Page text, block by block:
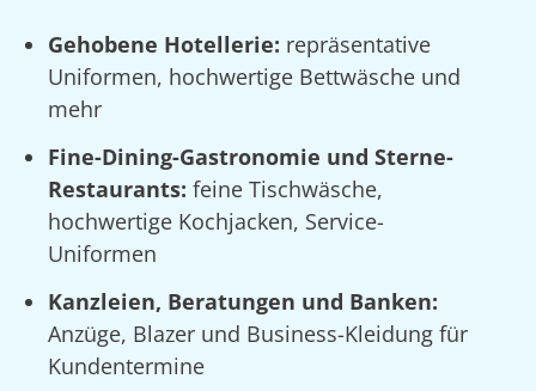
Gehobene Hotellerie: repräsentative
Uniformen, hochwertige Bettwäsche und
mehr
Fine-Dining-Gastronomie und Sterne-
Restaurants: feine Tischwäsche,
hochwertige Kochjacken, Service-
Uniformen
Kanzleien, Beratungen und Banken:
Anzüge, Blazer und Business-Kleidung für
Kundentermine